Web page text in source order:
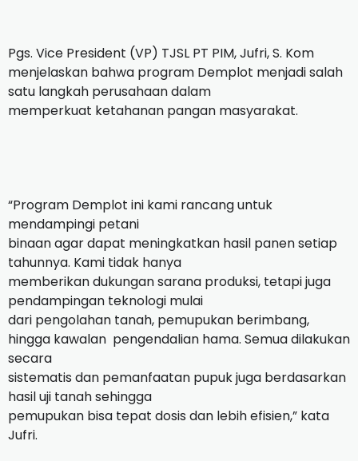
Pgs. Vice President (VP) TJSL PT PIM, Jufri, S. Kom
menjelaskan bahwa program Demplot menjadi salah
satu langkah perusahaan dalam
memperkuat ketahanan pangan masyarakat.
“Program Demplot ini kami rancang untuk
mendampingi petani
binaan agar dapat meningkatkan hasil panen setiap
tahunnya. Kami tidak hanya
memberikan dukungan sarana produksi, tetapi juga
pendampingan teknologi mulai
dari pengolahan tanah, pemupukan berimbang,
hingga kawalan pengendalian hama. Semua dilakukan
secara
sistematis dan pemanfaatan pupuk juga berdasarkan
hasil uji tanah sehingga
pemupukan bisa tepat dosis dan lebih efisien,” kata
Jufri.